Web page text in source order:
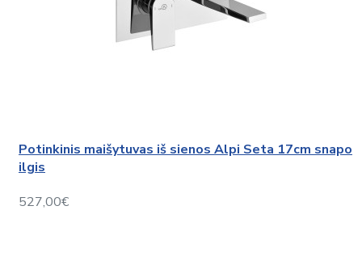
Potinkinis maišytuvas iš sienos Alpi Seta 17cm snapo
ilgis
527,00€